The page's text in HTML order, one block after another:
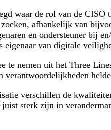
waar de rol van de
afhankelijk van
en ondersteuner bij
eigenaar van digitale
te nemen uit het Three
verantwoordelijkheden
verschillen de
sterk zijn in